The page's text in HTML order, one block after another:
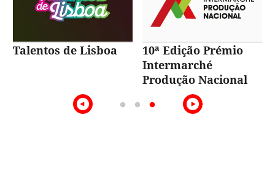
Talentos de Lisboa
10ª Edição Prémio
Intermarché
Produção Nacional